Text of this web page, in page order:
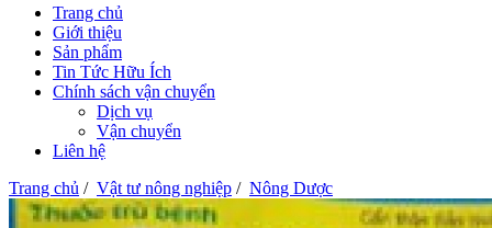
Trang chủ
Giới thiệu
Sản phẩm
Tin Tức Hữu Ích
Chính sách vận chuyển
Dịch vụ
Vận chuyển
Liên hệ
Trang chủ / Vật tư nông nghiệp / Nông Dược